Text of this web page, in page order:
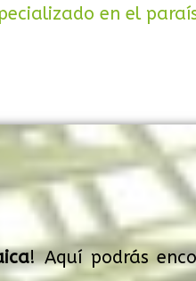
en el
! Aquí podrás